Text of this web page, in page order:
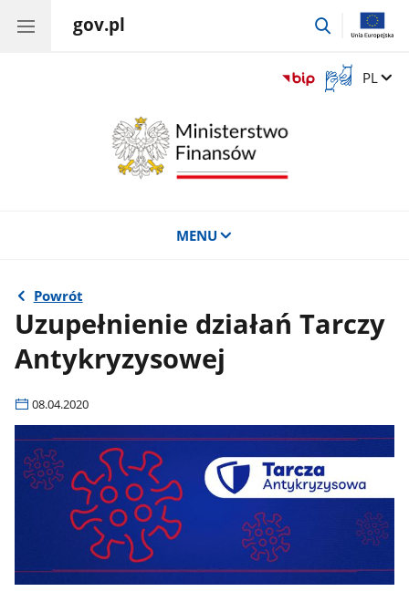
gov.pl
przejdź
Otwórz
okno
Zmień
PL
MENU
Powrót
Uzupełnienie działań Tarczy
Antykryzysowej
08.04.2020